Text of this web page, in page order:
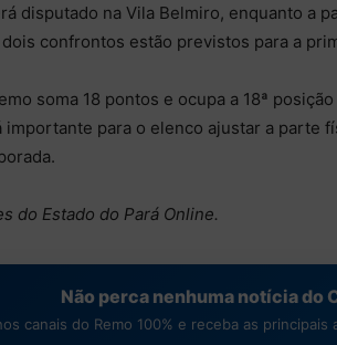
disputado na Vila Belmiro, enquanto a
confrontos estão previstos para a
soma 18 pontos e ocupa a 18ª
importante para o elenco ajustar a parte
do Estado do Pará Online.
Não perca nenhuma notícia do
canais do Remo 100% e receba as